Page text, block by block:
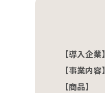
【導入企業】
【事業内容】
【商品】